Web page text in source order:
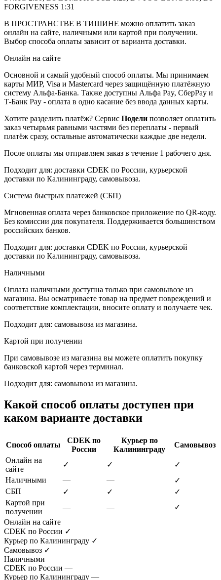
FORGIVENESS 1:31
В ПРОСТРАНСТВЕ В ТИШИНЕ можно оплатить заказ
онлайн на сайте, наличными или картой при получении.
Выбор способа оплаты зависит от варианта доставки.
Онлайн на сайте
Основной и самый удобный способ оплаты. Мы принимаем
карты МИР, Visa и Mastercard через защищённую платёжную
систему Альфа-Банка. Также доступны Альфа Pay, СберPay и
Т-Банк Pay - оплата в одно касание без ввода данных карты.
Хотите разделить платёж? Сервис Подели позволяет оплатить
заказ четырьмя равными частями без переплаты - первый
платёж сразу, остальные автоматически каждые две недели.
После оплаты мы отправляем заказ в течение 1 рабочего дня.
Подходит для: доставки CDEK по России, курьерской
доставки по Калининграду, самовывоза.
Система быстрых платежей (СБП)
Мгновенная оплата через банковское приложение по QR-коду.
Без комиссии для покупателя. Поддерживается большинством
российских банков.
Подходит для: доставки CDEK по России, курьерской
доставки по Калининграду, самовывоза.
Наличными
Оплата наличными доступна только при самовывозе из
магазина. Вы осматриваете товар на предмет повреждений и
соответствие комплектации, вносите оплату и получаете чек.
Подходит для: самовывоза из магазина.
Картой при получении
При самовывозе из магазина вы можете оплатить покупку
банковской картой через терминал.
Подходит для: самовывоза из магазина.
Какой способ оплаты доступен при
каком варианте доставки
Способ оплаты
CDEK по
России
Курьер по
Калининграду
Самовывоз
Онлайн на
сайте
✓ ✓
✓
Наличными
— —
✓
СБП
✓ ✓
✓
Картой при
получении
— —
✓
Онлайн на сайте
CDEK по России ✓
Курьер по Калининграду ✓
Самовывоз ✓
Наличными
CDEK по России —
Курьер по Калининграду —